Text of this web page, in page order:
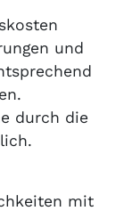
und
durch die
mit